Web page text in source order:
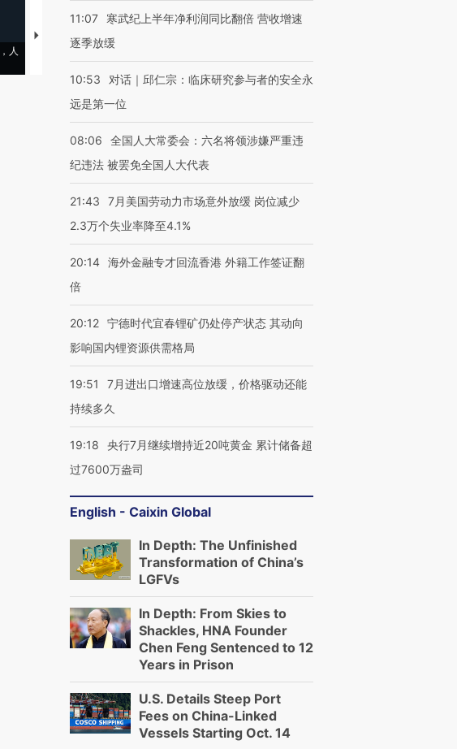
人
【推广】走进第四届链博
会，让数智科技“链”接产
有意思的生活方式·第三对
住三大增长引擎是什么？
11:07
寒武纪上半年净利润同比翻倍 营收增速
逐季放缓
10:53
对话｜邱仁宗：临床研究参与者的安全永
远是第一位
08:06
全国人大常委会：六名将领涉嫌严重违
纪违法 被罢免全国人大代表
21:43
7月美国劳动力市场意外放缓 岗位减少
2.3万个失业率降至4.1%
20:14 海外金融专才回流香港 外籍工作签证翻
倍
20:12 宁德时代宜春锂矿仍处停产状态 其动向
影响国内锂资源供需格局
19:51
7月进出口增速高位放缓，价格驱动还能
持续多久
19:18
央行7月继续增持近20吨黄金 累计储备超
过7600万盎司
English - Caixin Global
In Depth: The Unfinished
Transformation of China’s
LGFVs
In Depth: From Skies to
Shackles, HNA Founder
Chen Feng Sentenced to 12
Years in Prison
U.S. Details Steep Port
Fees on China-Linked
Vessels Starting Oct. 14